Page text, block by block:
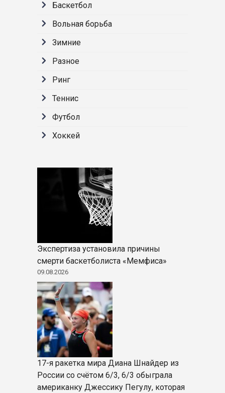
Баскетбол
Вольная борьба
Зимние
Разное
Ринг
Теннис
Футбол
Хоккей
Экспертиза установила причины
смерти баскетболиста «Мемфиса»
09.08.2026
17-я ракетка мира Диана Шнайдер из
России со счётом 6/3, 6/3 обыграла
американку Джессику Пегулу, которая